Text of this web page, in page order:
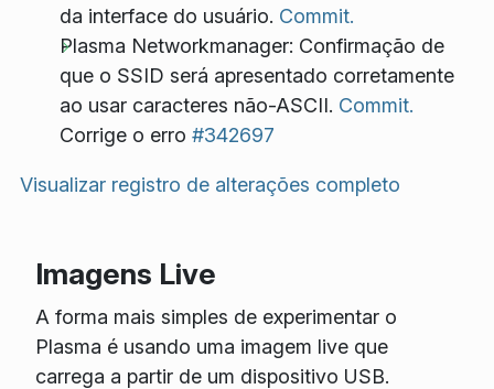
da interface do usuário. Commit.
Plasma Networkmanager: Confirmação de
que o SSID será apresentado corretamente
ao usar caracteres não-ASCII. Commit.
Corrige o erro #342697
Visualizar registro de alterações completo
Imagens Live
A forma mais simples de experimentar o
Plasma é usando uma imagem live que
carrega a partir de um dispositivo USB.